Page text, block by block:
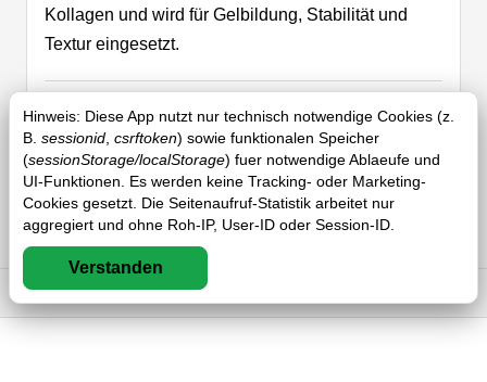
Hinweis: Diese App nutzt nur technisch notwendige Cookies (z.
B. sessionid csrftoken) sowie funktionalen Speicher
(sessionStorage/localStorage) fuer notwendige Ablaeufe und
UI-Funktionen. Es werden keine Tracking- oder Marketing-
Cookies gesetzt. Die Seitenaufruf-Statistik arbeitet nur
aggregiert und ohne Roh-IP, User-ID oder Session-ID.
Verstanden
Kollagen und wird für Gelbildung, Stabilität und
Textur eingesetzt.
Typische Anwendung
Typische Anwendungen sind Gummibonbons,
Desserts, Gelees, Aspik, Füllungen und andere
Produkte, die eine gelierende oder stabilisierende
Textur brauchen.
Herkunft
Impressum